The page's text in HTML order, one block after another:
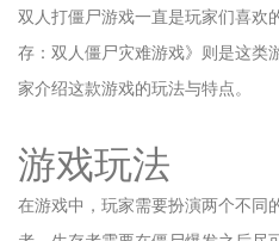
双人打僵尸游戏一直是玩家们喜欢
存：双人僵尸灾难游戏》则是这类
家介绍这款游戏的玩法与特点。
游戏玩法
在游戏中，玩家需要扮演两个不同